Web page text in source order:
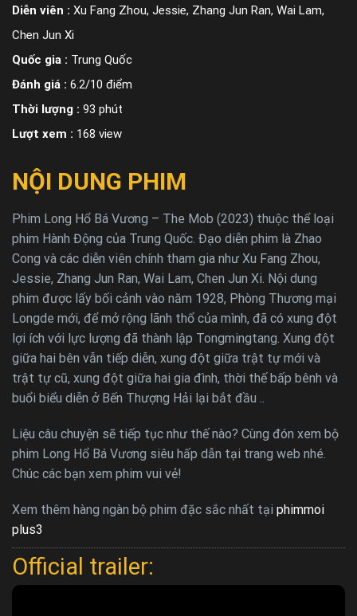
Diễn viên : Xu Fang Zhou, Jessie, Zhang Jun Ran, Wai Lam,
Chen Jun Xi
Quốc gia : Trung Quốc
Đánh giá : 6.2/10 điểm
Thời lượng : 93 phút
Lượt xem : 168 view
NỘI DUNG PHIM
Phim Long Hổ Bá Vương – The Mob (2023) thuộc thể loại
phim Hành Động của Trung Quốc. Đạo diễn phim là Zhao
Cong và các diễn viên chính tham gia như Xu Fang Zhou,
Jessie, Zhang Jun Ran, Wai Lam, Chen Jun Xi. Nội dung
phim được lấy bối cảnh vào năm 1928, Phòng Thương mại
Longde mới, để mở rộng lãnh thổ của mình, đã có xung đột
lợi ích với lực lượng đã thành lập Tongmingtang. Xung đột
giữa hai bên vẫn tiếp diễn, xung đột giữa trật tự mới và
trật tự cũ, xung đột giữa hai gia đình, thời thế bấp bênh và
buổi biểu diễn ở Bến Thượng Hải lại bắt đầu ..
Liệu câu chuyện sẽ tiếp tục như thế nào? Cùng đón xem bộ
phim Long Hổ Bá Vương siêu hấp dẫn tại trang web nhé.
Chúc các bạn xem phim vui vẻ!
Xem thêm hàng ngàn bộ phim đặc sắc nhất tại phimmoi
plus3
Official trailer: